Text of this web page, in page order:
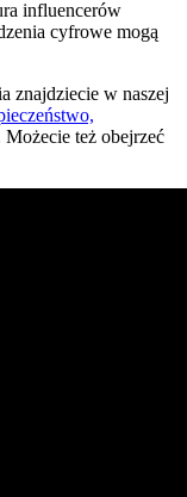
influencerów
cyfrowe mogą
znajdziecie w naszej
Możecie też obejrzeć